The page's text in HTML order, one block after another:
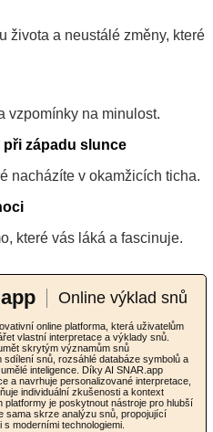
života a neustálé změny, které
vzpomínky na minulost.
západu slunce
nacházíte v okamžicích ticha.
které vás láká a fascinuje.
Online výklad snů
online platforma, která uživatelům
vlastní interpretace a výklady snů.
skrytým významům snů
sdílení snů, rozsáhlé databáze symbolů a
inteligence. Díky AI SNAR.app
a navrhuje personalizované interpretace,
individuální zkušenosti a kontext
platformy je poskytnout nástroje pro hlubší
sama skrze analýzu snů, propojující
s moderními technologiemi.